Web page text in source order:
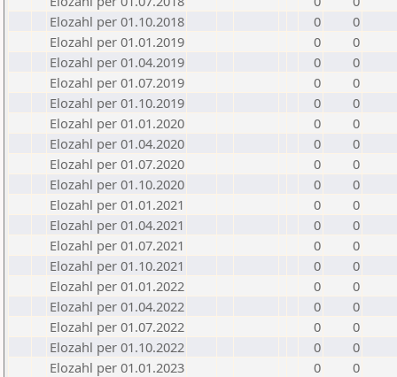
Elozahl per 01.10.2018
0
0
Elozahl per 01.01.2019
0
0
Elozahl per 01.04.2019
0
0
Elozahl per 01.07.2019
0
0
Elozahl per 01.10.2019
0
0
Elozahl per 01.01.2020
0
0
Elozahl per 01.04.2020
0
0
Elozahl per 01.07.2020
0
0
Elozahl per 01.10.2020
0
0
Elozahl per 01.01.2021
0
0
Elozahl per 01.04.2021
0
0
Elozahl per 01.07.2021
0
0
Elozahl per 01.10.2021
0
0
Elozahl per 01.01.2022
0
0
Elozahl per 01.04.2022
0
0
Elozahl per 01.07.2022
0
0
Elozahl per 01.10.2022
0
0
Elozahl per 01.01.2023
0
0